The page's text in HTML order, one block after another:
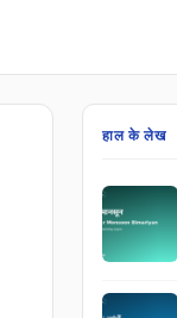
हाल के लेख